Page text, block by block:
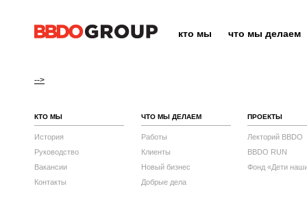
кто мы что мы делаем
-->
КТО МЫ
История
Руководство
Вакансии
Контакты
ЧТО МЫ ДЕЛАЕМ
Работы
Клиенты
Новый бизнес
Добрые дела
ПРОЕКТЫ
Лекторий BBDO
BBDO RUN
Фонд «Дети